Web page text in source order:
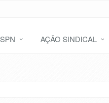
SPN AÇÃO SINDICAL